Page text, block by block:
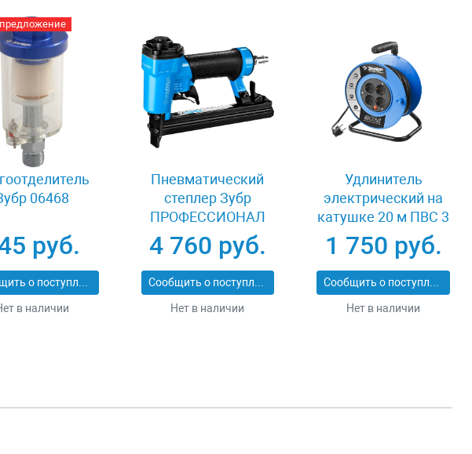
06468
руб.
Сообщить о поступлении
в наличии
Пневматический
степлер Зубр
ПРОФЕССИОНАЛ
3191
4 760 руб.
Сообщить о поступлении
Нет в наличии
Удлинитель
электрический на
катушке 20 м ПВС 3
х 1кв мм 4 гнезда
Зубр
ПРОФЕССИОНАЛ
55082-20
1 750 руб.
Сообщить о поступлении
Нет в наличии